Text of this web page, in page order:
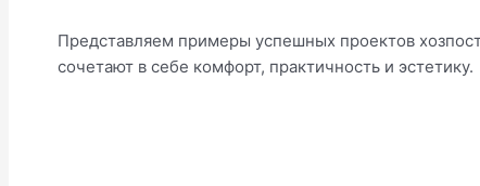
Представляем примеры успешных проектов
сочетают в себе комфорт, практичность и эстетику.